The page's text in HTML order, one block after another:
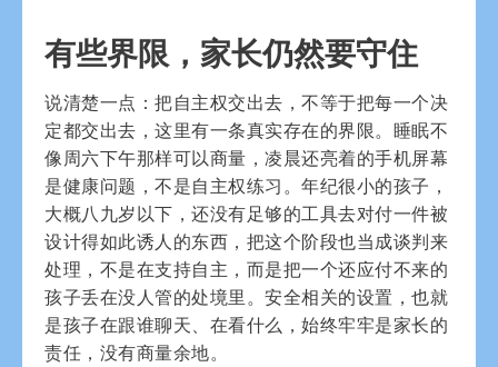
有些界限，家长仍然要守住
说清楚一点：把自主权交出去，不等于把每一个决
定都交出去，这里有一条真实存在的界限。睡眠不
像周六下午那样可以商量，凌晨还亮着的手机屏幕
是健康问题，不是自主权练习。年纪很小的孩子，
大概八九岁以下，还没有足够的工具去对付一件被
设计得如此诱人的东西，把这个阶段也当成谈判来
处理，不是在支持自主，而是把一个还应付不来的
孩子丢在没人管的处境里。安全相关的设置，也就
是孩子在跟谁聊天、在看什么，始终牢牢是家长的
责任，没有商量余地。